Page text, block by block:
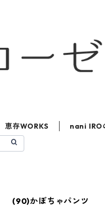
恵存WORKS nani IRO
(90)かぼちゃパンツ